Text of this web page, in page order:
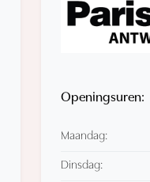
Openingsuren:
Maandag:
Dinsdag: